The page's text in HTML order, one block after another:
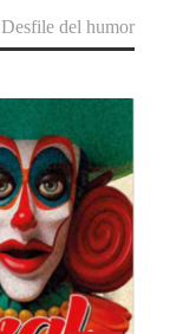
Desfile del humor